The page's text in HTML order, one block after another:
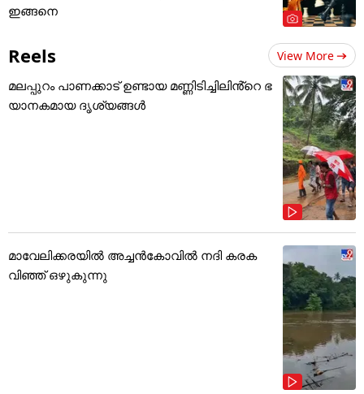
ഇങ്ങനെ
Reels View More
മലപ്പുറം പാണക്കാട് ഉണ്ടായ മണ്ണിടിച്ചിലിൻ്റെ ഭ
യാനകമായ ദൃശ്യങ്ങൾ
മാവേലിക്കരയിൽ അച്ചൻകോവിൽ നദി കരക
വിഞ്ഞ് ഒഴുകുന്നു